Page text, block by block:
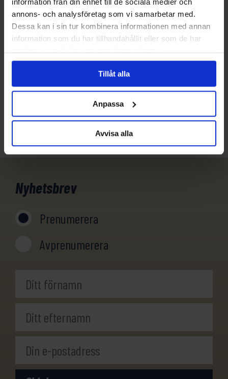
annons- och analysföretag som vi samarbetar med.
Dessa kan i sin tur kombinera informationen med annan
information som du har tillhandahållit eller som de har
samlat in när du har använt deras tjänster.
Tillåt alla
Anpassa
Avvisa alla
Frågor?
Har du funderingar eller vill veta mer om denna
produkt? Ring oss!
info@evertrek.se
Nyhetsbrev
Prenumerera
Avprenumerera